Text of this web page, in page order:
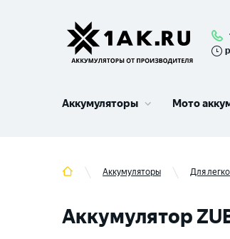
Аккумуляторы Мото
Аккумуляторы Для
Аккумулятор